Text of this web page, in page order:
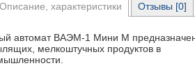
Описание, характеристики
автомат ВАЭМ-1 Мини М
мелкоштучных продуктов в
Отзывы [0]